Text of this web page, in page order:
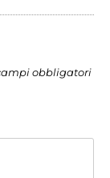
obbligatori